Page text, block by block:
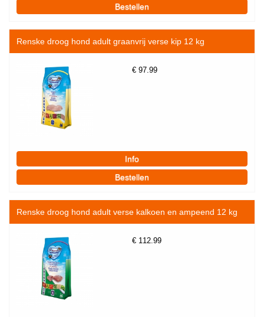
Renske droog hond adult graanvrij verse kip 12 kg
€ 97.99
Renske droog hond adult verse kalkoen en ampeend 12 kg
€ 112.99